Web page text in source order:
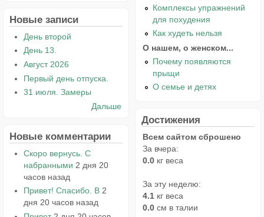
Новые записи
День второй
День 13.
Август 2026
Первый день отпуска.
31 июля. Замеры
Дальше
Новые комментарии
Скоро вернусь. С
набранными 2 дня 20
часов назад
Привет! Спасибо. В 2
дня 20 часов назад
Комплексы упражнений
для похудения
Как худеть нельзя
О нашем, о женском...
Почему появляются
прыщи
О семье и детях
Достижения
Всем сайтом сброшено
За вчера:
0.0 кг веса
За эту неделю:
4.1 кг веса
0.0 см в талии